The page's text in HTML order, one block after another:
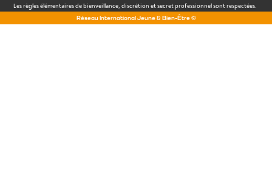
Les règles élémentaires de bienveillance, discrétion et secret professionnel sont respectées.
Réseau International Jeune & Bien-Être ©